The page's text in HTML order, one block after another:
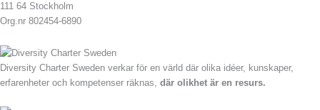
111 64 Stockholm
Org.nr 802454-6890
Diversity Charter Sweden verkar för en värld där olika idéer, kunskaper,
erfarenheter och kompetenser räknas, där olikhet är en resurs.